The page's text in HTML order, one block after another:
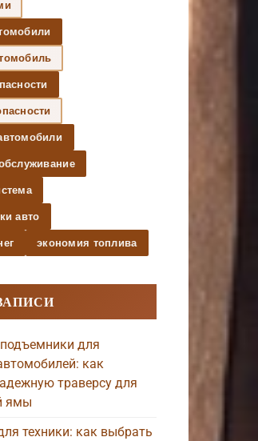
авто
экономия топлива
для
как
траверсу для
ямы
техники: как выбрать